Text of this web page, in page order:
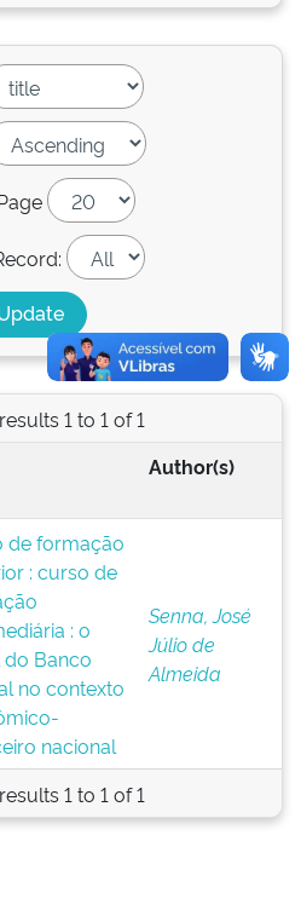
1 to 1 of 1
Author(s)
de formação
: curso de
: o
Banco
no contexto
nacional
Senna, José
Júlio de
Almeida
1 to 1 of 1